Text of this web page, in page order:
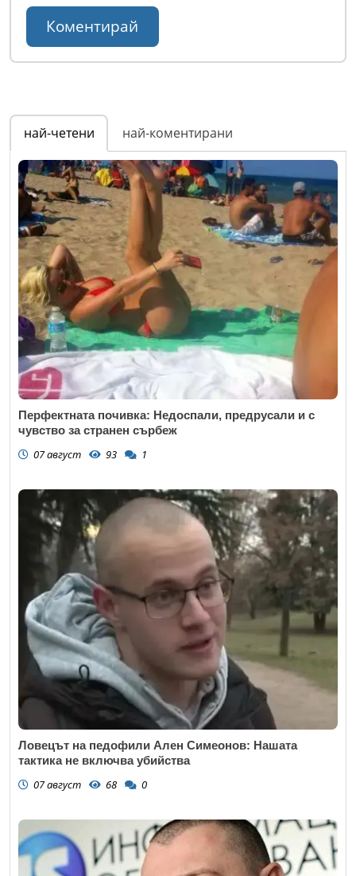
най-четени най-коментирани
Перфектната почивка: Недоспали, предрусали и с
чувство за странен сърбеж
07 август 93 1
Ловецът на педофили Ален Симеонов: Нашата
тактика не включва убийства
07 август 68 0